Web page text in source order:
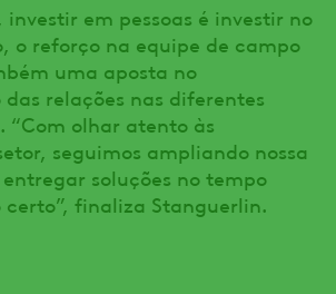
investir em pessoas é investir no
o reforço na equipe de campo
uma aposta no
relações nas diferentes
“Com olhar atento às
seguimos ampliando nossa
soluções no tempo
finaliza Stanguerlin.